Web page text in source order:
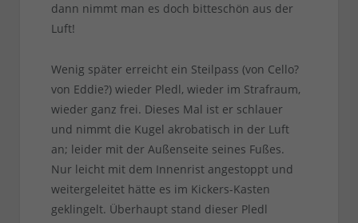
dann nimmt man es doch bitteschön aus der
Luft!
Wenig später erreicht ein Steilpass (von Cello?
von Eddie?) wieder Pledl, wieder im Strafraum,
wieder ganz frei. Dieses Mal ist er schlauer
und nimmt die Kugel akrobatisch in der Luft
an; leider mit der Außenseite seines Fußes.
Nur leicht mit dem Innenrist angestoppt und
weitergeleitet hätte es im Kickers-Kasten
geklingelt. Überhaupt stand dieser Pledl